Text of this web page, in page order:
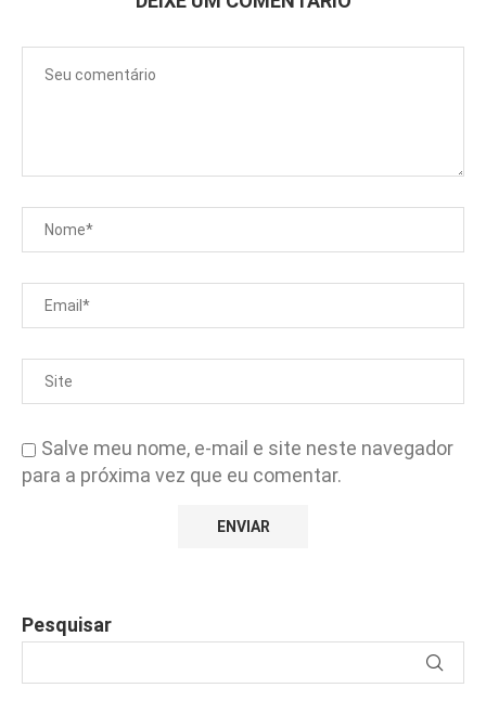
Salve meu nome, e-mail e site neste navegador
para a próxima vez que eu comentar.
Pesquisar